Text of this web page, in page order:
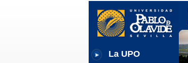
La UPO